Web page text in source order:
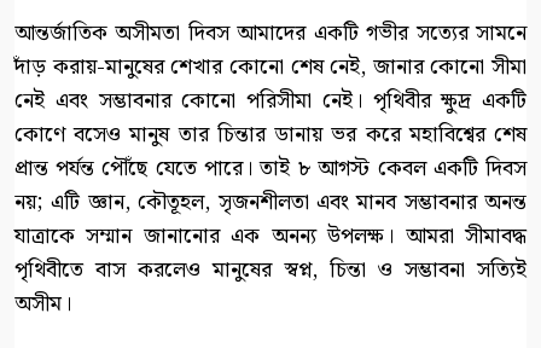
আন্তর্জাতিক অসীমতা দিবস আমাদের একটি গভীর সত্যের সামনে
দাঁড় করায়-মানুষের শেখার কোনো শেষ নেই, জানার কোনো সীমা
নেই এবং সম্ভাবনার কোনো পরিসীমা নেই। পৃথিবীর ক্ষুদ্র একটি
কোণে বসেও মানুষ তার চিন্তার ডানায় ভর করে মহাবিশ্বের শেষ
প্রান্ত পর্যন্ত পৌঁছে যেতে পারে। তাই ৮ আগস্ট কেবল একটি দিবস
নয়; এটি জ্ঞান, কৌতূহল, সৃজনশীলতা এবং মানব সম্ভাবনার অনন্ত
যাত্রাকে সম্মান জানানোর এক অনন্য উপলক্ষ। আমরা সীমাবদ্ধ
পৃথিবীতে বাস করলেও মানুষের স্বপ্ন, চিন্তা ও সম্ভাবনা সত্যিই
অসীম।